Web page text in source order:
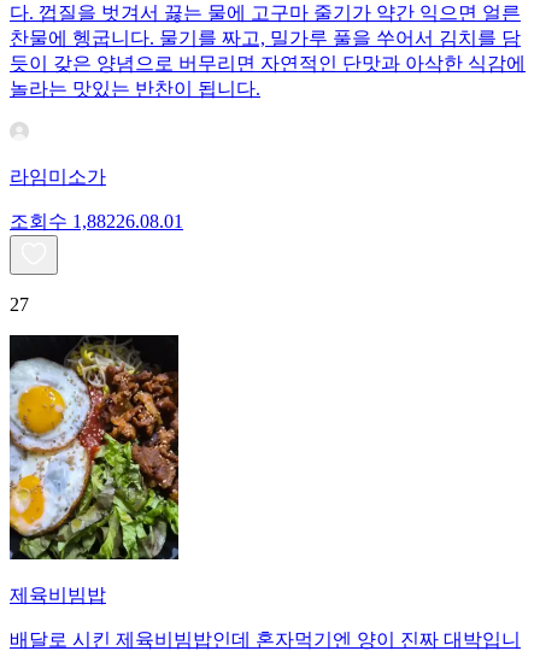
다. 껍질을 벗겨서 끓는 물에 고구마 줄기가 약간 익으면 얼른
찬물에 헹굽니다. 물기를 짜고, 밀가루 풀을 쑤어서 김치를 담
듯이 갖은 양념으로 버무리면 자연적인 단맛과 아삭한 식감에
놀라는 맛있는 반찬이 됩니다.
라임미소가
조회수 1,88226.08.01
27
제육비빔밥
배달로 시킨 제육비빔밥인데 혼자먹기엔 양이 진짜 대박입니